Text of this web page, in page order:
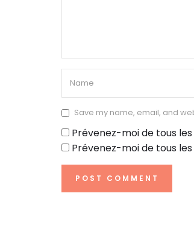
Save my name, email, and
Prévenez-moi de tous
Prévenez-moi de tous